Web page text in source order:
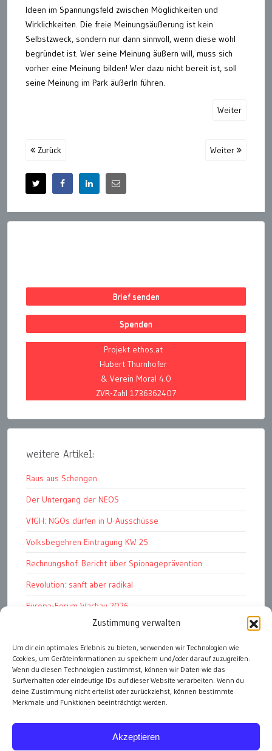
Zustimmung verwalten
Um dir ein optimales Erlebnis zu bieten, verwenden wir Technologien wie
Cookies, um Geräteinformationen zu speichern und/oder darauf zuzugreifen.
Wenn du diesen Technologien zustimmst, können wir Daten wie das
Surfverhalten oder eindeutige IDs auf dieser Website verarbeiten. Wenn du
deine Zustimmung nicht erteilst oder zurückziehst, können bestimmte
Merkmale und Funktionen beeinträchtigt werden.
Akzeptieren
Ideen im Spannungsfeld zwischen Möglichkeiten und
Wirklichkeiten. Die freie Meinungsäußerung ist kein
Selbstzweck, sondern nur dann sinnvoll, wenn diese wohl
begründet ist. Wer seine Meinung äußern will, muss sich
vorher eine Meinung bilden! Wer dazu nicht bereit ist, soll
seine Meinung im Park äußerln führen.
Weiter
Zurück Weiter
Brief senden
Spenden
Projekt ethos.at
Hubert Thurnhofer
& Verein Moral 4.0
ZVR-Zahl 1736362407
weitere Artikel:
Raus aus Schengen
Der Untergang der NEOS
VfGH: NGOs dürfen in U-Ausschüsse
Volksbegehren Eintragung KW 25
Rechnungshof: Bericht über Spionageprävention
Revolution: sanft aber radikal
Europa-Forum Wachau 2026
Amnesty Report 2025/26
Attac kritisiert neues EU-Rüstungspaket
Ungarn ist demokratischer als Österreich
alle Artikel